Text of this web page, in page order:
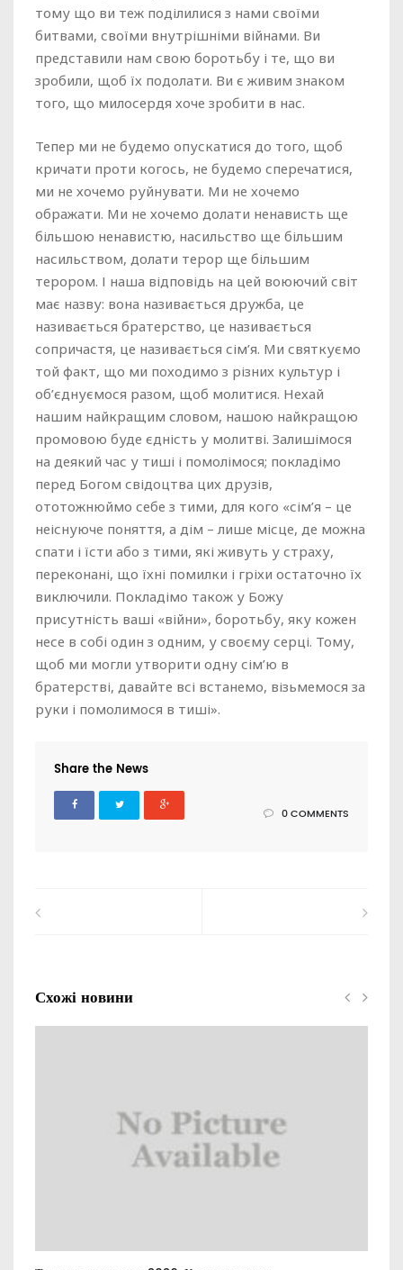
тому що ви теж поділилися з нами своїми
битвами, своїми внутрішніми війнами. Ви
представили нам свою боротьбу і те, що ви
зробили, щоб їх подолати. Ви є живим знаком
того, що милосердя хоче зробити в нас.
Тепер ми не будемо опускатися до того, щоб
кричати проти когось, не будемо сперечатися,
ми не хочемо руйнувати. Ми не хочемо
ображати. Ми не хочемо долати ненависть ще
більшою ненавистю, насильство ще більшим
насильством, долати терор ще більшим
терором. І наша відповідь на цей воюючий світ
має назву: вона називається дружба, це
називається братерство, це називається
сопричастя, це називається сім’я. Ми святкуємо
той факт, що ми походимо з різних культур і
об’єднуємося разом, щоб молитися. Нехай
нашим найкращим словом, нашою найкращою
промовою буде єдність у молитві. Залишімося
на деякий час у тиші і помолімося; покладімо
перед Богом свідоцтва цих друзів,
ототожнюймо себе з тими, для кого «сім’я – це
неіснуюче поняття, а дім – лише місце, де можна
спати і їсти або з тими, які живуть у страху,
переконані, що їхні помилки і гріхи остаточно їх
виключили. Покладімо також у Божу
присутність ваші «війни», боротьбу, яку кожен
несе в собі один з одним, у своєму серці. Тому,
щоб ми могли утворити одну сім’ю в
братерстві, давайте всі встанемо, візьмемося за
руки і помолимося в тиші».
Share the News
0 COMMENTS
Схожі новини